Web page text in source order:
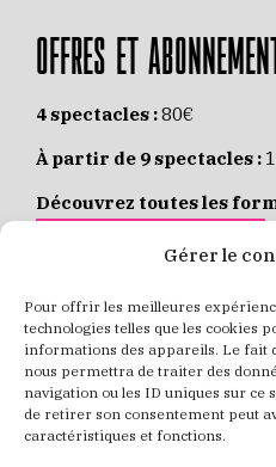
Gérer le
Pour offrir les meilleures
technologies telles que les cookies
informations des appareils. Le fait
nous permettra de traiter des
navigation ou les ID uniques sur ce
de retirer son consentement peut
caractéristiques et fonctions.
OFFRES ET
4 spectacles :80€
À partir de 9 spectacles :
Découvrez toutes les
JE M’ABONNE EN LIGNE
Places individuelles :de 8
Achetez vos places
JE